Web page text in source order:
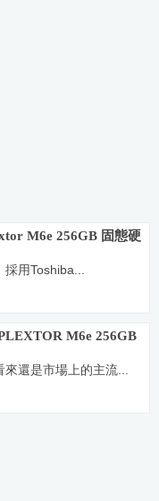
M6e 256GB 固態硬
用Toshiba...
M6e 256GB
還是市場上的主流...